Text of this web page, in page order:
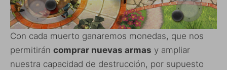
Con cada muerto ganaremos monedas, que nos
permitirán comprar nuevas armas y ampliar
nuestra capacidad de destrucción, por supuesto